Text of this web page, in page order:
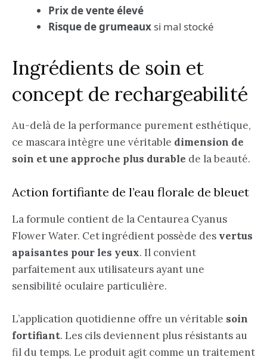
Prix de vente élevé
Risque de grumeaux si mal stocké
Ingrédients de soin et
concept de rechargeabilité
Au-delà de la performance purement esthétique,
ce mascara intègre une véritable dimension de
soin et une approche plus durable de la beauté.
Action fortifiante de l’eau florale de bleuet
La formule contient de la Centaurea Cyanus
Flower Water. Cet ingrédient possède des vertus
apaisantes pour les yeux. Il convient
parfaitement aux utilisateurs ayant une
sensibilité oculaire particulière.
L’application quotidienne offre un véritable soin
fortifiant. Les cils deviennent plus résistants au
fil du temps. Le produit agit comme un traitement